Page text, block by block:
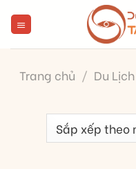
content
Trang chủ / Du